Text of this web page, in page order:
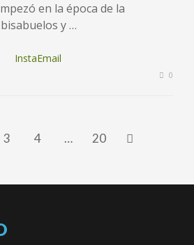
en la época de la
y …
InstaEmail
0
3 4 … 20